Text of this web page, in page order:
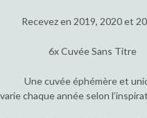
Recevez en 2019, 2020 et
6x Cuvée Sans Titre
Une cuvée éphémère et
chaque année selon